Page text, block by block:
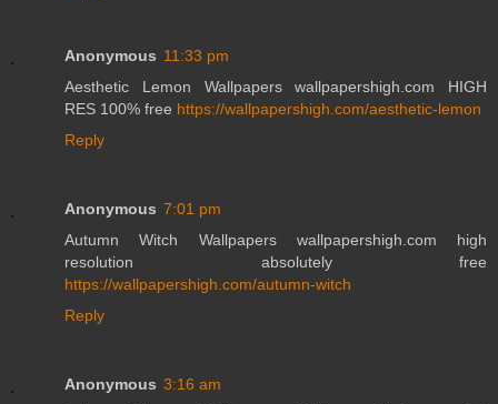
Anonymous 11:33 pm
Aesthetic Lemon Wallpapers wallpapershigh.com HIGH
RES 100% free https://wallpapershigh.com/aesthetic-lemon
Reply
Anonymous 7:01 pm
Autumn Witch Wallpapers wallpapershigh.com high
resolution absolutely free
https://wallpapershigh.com/autumn-witch
Reply
Anonymous 3:16 am